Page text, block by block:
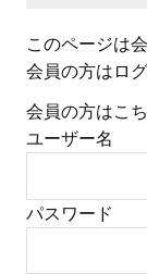
このページは
会員の方はロ
会員の方はこ
ユーザー名
パスワード